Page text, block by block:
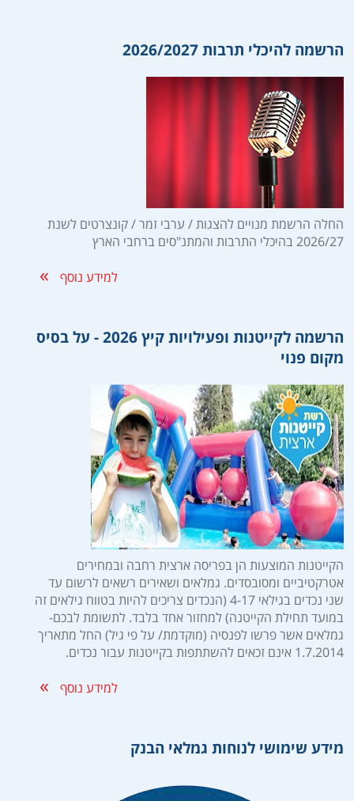
הרשמה להיכלי תרבות 2026/2027
החלה הרשמת מנויים להצגות / ערבי זמר / קונצרטים לשנת
2026/27 בהיכלי התרבות והמתנ"סים ברחבי הארץ
למידע נוסף
הרשמה לקייטנות ופעילויות קיץ 2026 - על בסיס
מקום פנוי
הקייטנות המוצעות הן בפריסה ארצית רחבה ובמחירים
אטרקטיביים ומסובסדים. גמלאים ושאירים רשאים לרשום עד
שני נכדים בגילאי 4-17 (הנכדים צריכים להיות בטווח גילאים זה
במועד תחילת הקייטנה) למחזור אחד בלבד. לתשומת לבכם-
גמלאים אשר פרשו לפנסיה (מוקדמת/ על פי גיל) החל מתאריך
1.7.2014 אינם זכאים להשתתפות בקייטנות עבור נכדים.
למידע נוסף
מידע שימושי לנוחות גמלאי הבנק